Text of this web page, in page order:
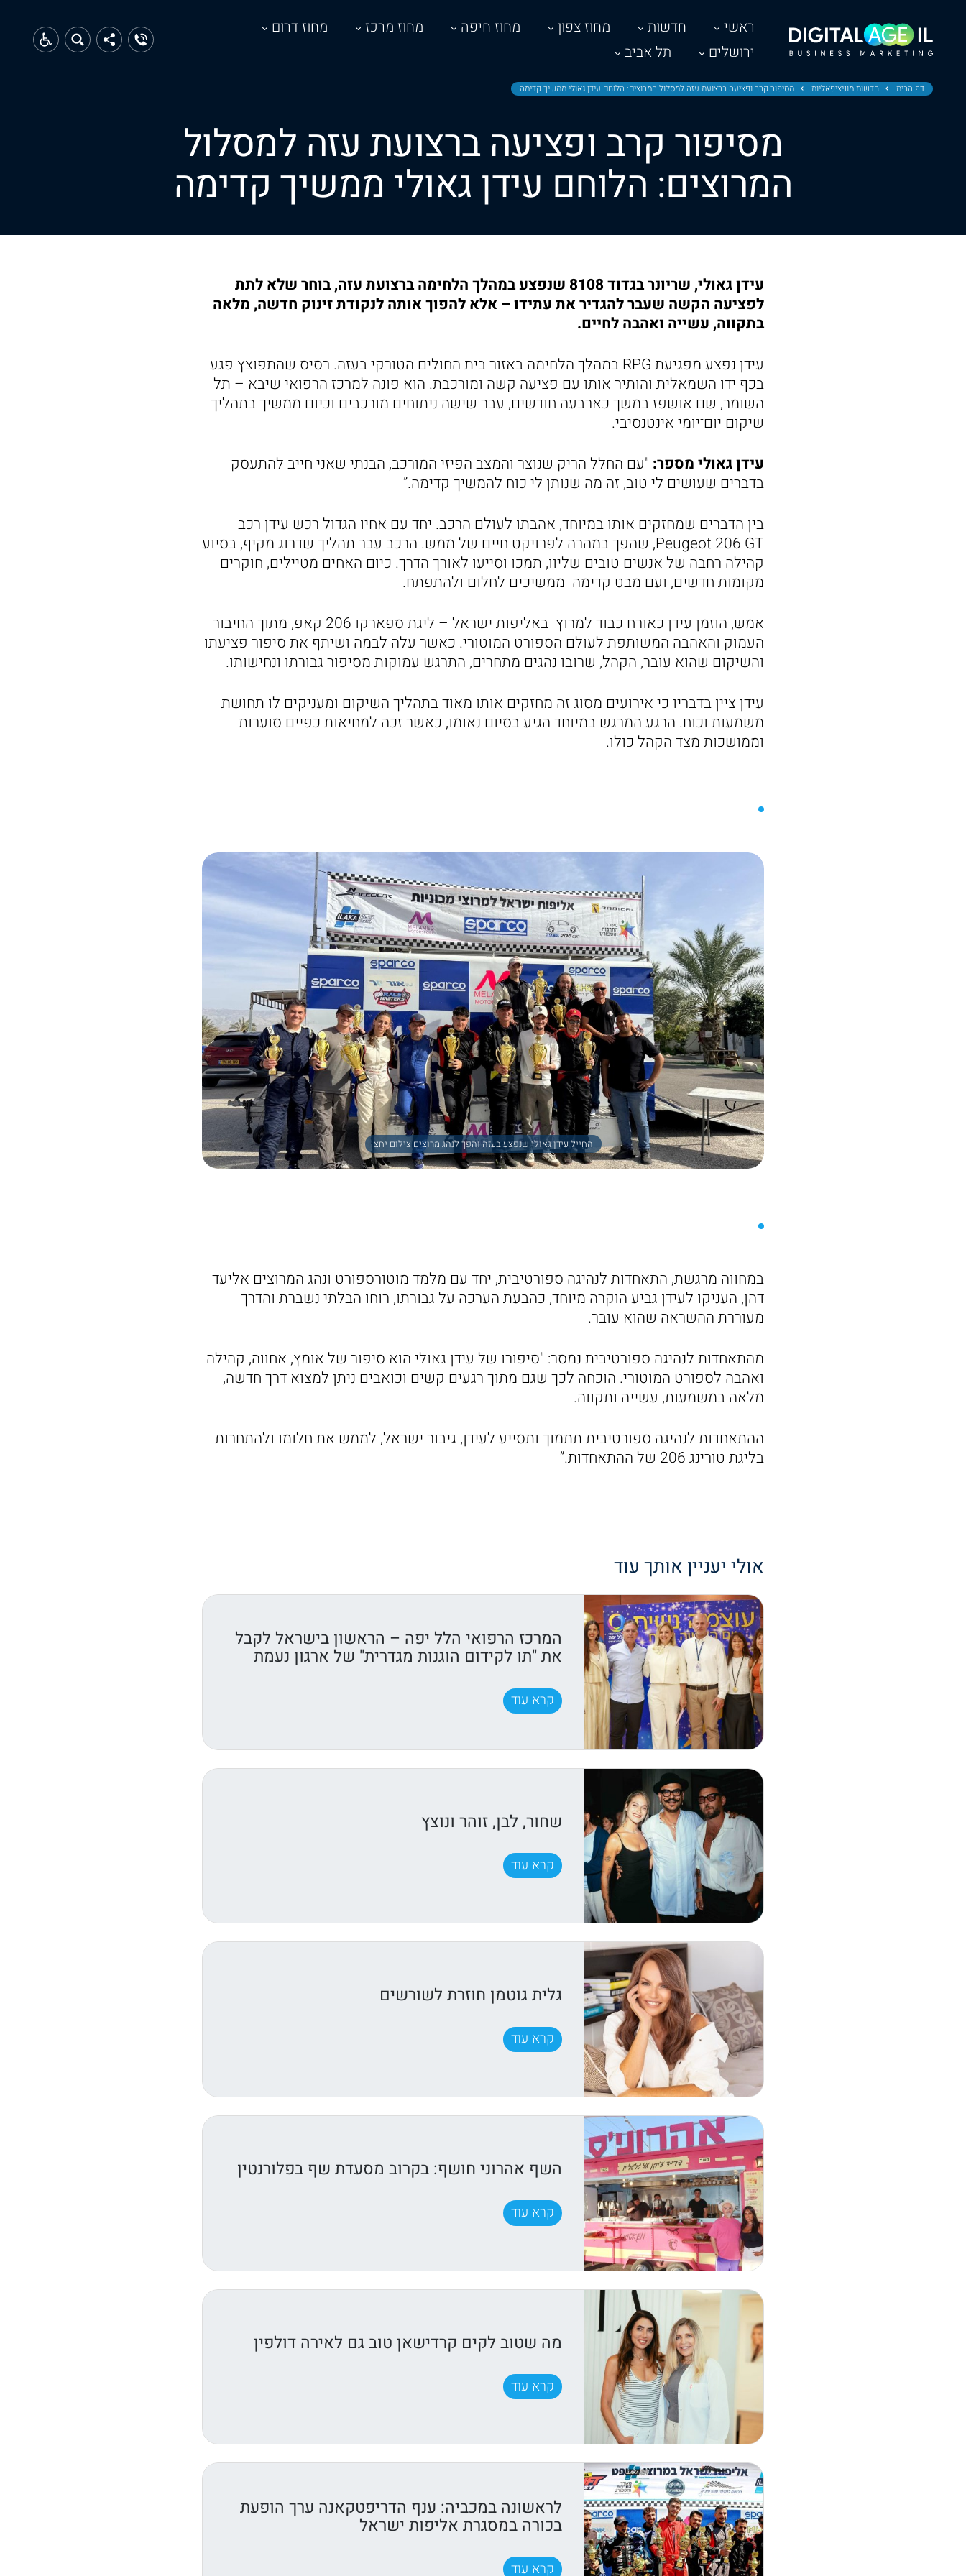
ראשי חדשות מחוז צפון מחוז חיפה מחוז מרכז
מחוז דרום
ירושלים
תל אביב
דף הבית חדשות מוניציפאליות מסיפור קרב ופציעה ברצועת עזה למסלול המרוצים: הלוחם עידן גאולי ממשיך קדימה
מסיפור קרב ופציעה ברצועת עזה למסלול
המרוצים: הלוחם עידן גאולי ממשיך קדימה
עידן גאולי, שריונר בגדוד 8108 שנפצע במהלך הלחימה ברצועת עזה, בוחר שלא לתת
לפציעה הקשה שעבר להגדיר את עתידו – אלא להפוך אותה לנקודת זינוק חדשה, מלאה
בתקווה, עשייה ואהבה לחיים.
עידן נפצע מפגיעת RPG במהלך הלחימה באזור בית החולים הטורקי בעזה. רסיס שהתפוצץ פגע
בכף ידו השמאלית והותיר אותו עם פציעה קשה ומורכבת. הוא פונה למרכז הרפואי שיבא – תל
השומר, שם אושפז במשך כארבעה חודשים, עבר שישה ניתוחים מורכבים וכיום ממשיך בתהליך
שיקום יום־יומי אינטנסיבי.
עידן גאולי מספר: "עם החלל הריק שנוצר והמצב הפיזי המורכב, הבנתי שאני חייב להתעסק
בדברים שעושים לי טוב, זה מה שנותן לי כוח להמשיך קדימה.”
בין הדברים שמחזקים אותו במיוחד, אהבתו לעולם הרכב. יחד עם אחיו הגדול רכש עידן רכב
Peugeot 206 GT, שהפך במהרה לפרויקט חיים של ממש. הרכב עבר תהליך שדרוג מקיף, בסיוע
קהילה רחבה של אנשים טובים שליוו, תמכו וסייעו לאורך הדרך. כיום האחים מטיילים, חוקרים
מקומות חדשים, ועם מבט קדימה ממשיכים לחלום ולהתפתח.
אמש, הוזמן עידן כאורח כבוד למרוץ באליפות ישראל – ליגת ספארקו 206 קאפ, מתוך החיבור
העמוק והאהבה המשותפת לעולם הספורט המוטורי. כאשר עלה לבמה ושיתף את סיפור פציעתו
והשיקום שהוא עובר, הקהל, שרובו נהגים מתחרים, התרגש עמוקות מסיפור גבורתו ונחישותו.
עידן ציין בדבריו כי אירועים מסוג זה מחזקים אותו מאוד בתהליך השיקום ומעניקים לו תחושת
משמעות וכוח. הרגע המרגש במיוחד הגיע בסיום נאומו, כאשר זכה למחיאות כפיים סוערות
וממושכות מצד הקהל כולו.
החייל עידן גאולי שנפצע בעזה והפך לנהג מרוצים צילום יחצ
במחווה מרגשת, התאחדות לנהיגה ספורטיבית, יחד עם מלמד מוטורספורט ונהג המרוצים אליעד
דהן, העניקו לעידן גביע הוקרה מיוחד, כהבעת הערכה על גבורתו, רוחו הבלתי נשברת והדרך
מעוררת ההשראה שהוא עובר.
מהתאחדות לנהיגה ספורטיבית נמסר: "סיפורו של עידן גאולי הוא סיפור של אומץ, אחווה, קהילה
ואהבה לספורט המוטורי. הוכחה לכך שגם מתוך רגעים קשים וכואבים ניתן למצוא דרך חדשה,
מלאה במשמעות, עשייה ותקווה.
ההתאחדות לנהיגה ספורטיבית תתמוך ותסייע לעידן, גיבור ישראל, לממש את חלומו ולהתחרות
בליגת טורינג 206 של ההתאחדות.”
אולי יעניין אותך עוד
המרכז הרפואי הלל יפה – הראשון בישראל לקבל
את "תו לקידום הוגנות מגדרית" של ארגון נעמת
קרא עוד
שחור, לבן, זוהר ונוצץ
קרא עוד
גלית גוטמן חוזרת לשורשים
קרא עוד
השף אהרוני חושף: בקרוב מסעדת שף בפלורנטין
קרא עוד
מה שטוב לקים קרדישאן טוב גם לאירה דולפין
קרא עוד
לראשונה במכביה: ענף הדריפטקאנה ערך הופעת
בכורה במסגרת אליפות ישראל
קרא עוד